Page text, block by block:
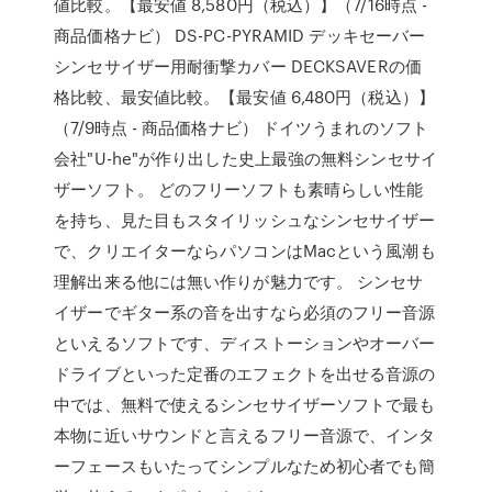
商品価格ナビ） DS-PC-PYRAMID デッキセーバー
シンセサイザー用耐衝撃カバー DECKSAVERの価
格比較、最安値比較。【最安値 6,480円（税込）】
（7/9時点 - 商品価格ナビ） ドイツうまれのソフト
会社"U-he"が作り出した史上最強の無料シンセサイ
ザーソフト。 どのフリーソフトも素晴らしい性能
を持ち、見た目もスタイリッシュなシンセサイザー
で、クリエイターならパソコンはMacという風潮も
理解出来る他には無い作りが魅力です。 シンセサ
イザーでギター系の音を出すなら必須のフリー音源
といえるソフトです、ディストーションやオーバー
ドライブといった定番のエフェクトを出せる音源の
中では、無料で使えるシンセサイザーソフトで最も
本物に近いサウンドと言えるフリー音源で、インタ
ーフェースもいたってシンプルなため初心者でも簡